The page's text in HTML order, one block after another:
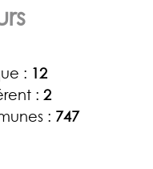
: 12
: 2
: 747